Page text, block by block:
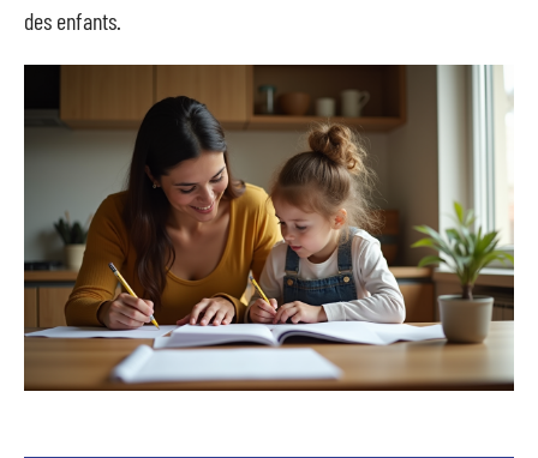
des enfants.